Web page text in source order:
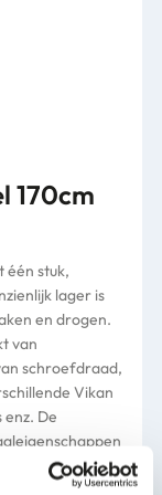
170cm
één stuk,
lager is
en drogen.
van
schroefdraad,
Vikan
De
goede en
sectoren